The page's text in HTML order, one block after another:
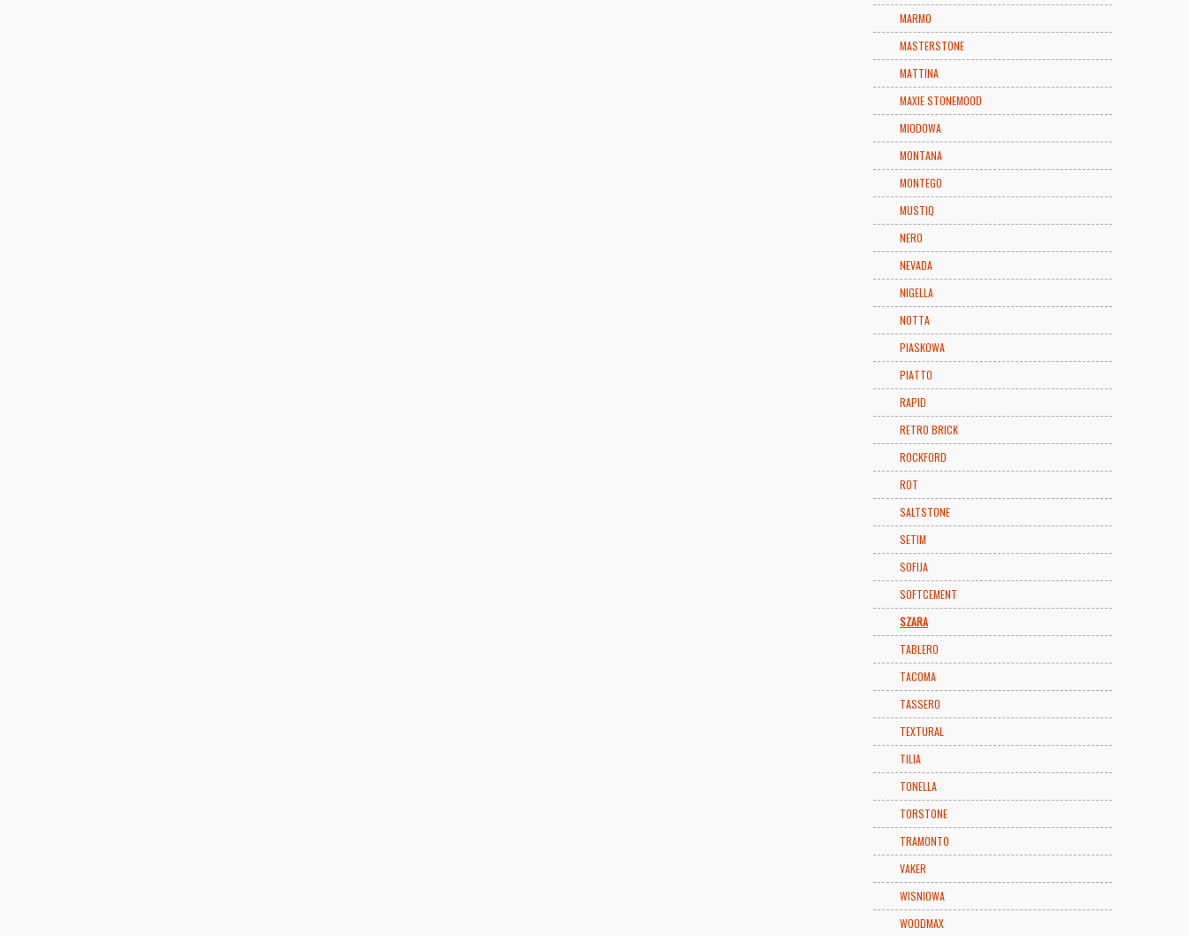
MARMO
MASTERSTONE
MATTINA
MAXIE STONEMOOD
MIODOWA
MONTANA
MONTEGO
MUSTIQ
NERO
NEVADA
NIGELLA
NOTTA
PIASKOWA
PIATTO
RAPID
RETRO BRICK
ROCKFORD
ROT
SALTSTONE
SETIM
SOFIJA
SOFTCEMENT
SZARA
TABLERO
TACOMA
TASSERO
TEXTURAL
TILIA
TONELLA
TORSTONE
TRAMONTO
VAKER
WISNIOWA
WOODMAX